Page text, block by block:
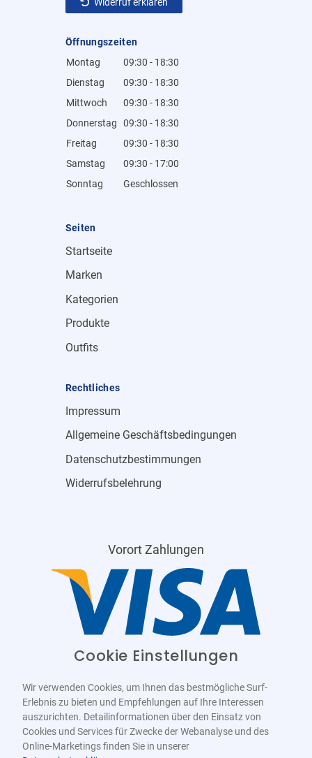
Widerruf erklären
Öffnungszeiten
Montag
09:30 - 18:30
Dienstag
09:30 - 18:30
Mittwoch
09:30 - 18:30
Donnerstag
09:30 - 18:30
Freitag
09:30 - 18:30
Samstag
09:30 - 17:00
Sonntag
Geschlossen
Seiten
Startseite
Marken
Kategorien
Produkte
Outfits
Rechtliches
Impressum
Allgemeine Geschäftsbedingungen
Datenschutzbestimmungen
Widerrufsbelehrung
Vorort Zahlungen
Cookie Einstellungen
Wir verwenden Cookies, um Ihnen das bestmögliche Surf-
Erlebnis zu bieten und Empfehlungen auf Ihre Interessen
auszurichten. Detailinformationen über den Einsatz von
Cookies und Services für Zwecke der Webanalyse und des
Online-Marketings finden Sie in unserer